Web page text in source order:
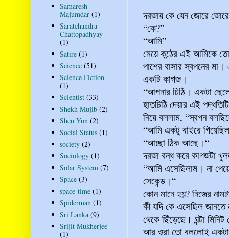
দরজায় কে যেন জোরে
“কে?”
“আমি”
মেয়ে কন্ঠের এই আমিকে
পাশের বাসার স্বপনের
একটি কাগজ।
“আপনার চিঠি। একটা
হাতচিঠি দেয়ার এই
নিয়ে বললাম, “স্বপন
“আমি একটু বাইরে
“আচ্ছা ঠিক আছে।“
দরজা বন্ধ করে কাগজটা
“আমি এসেছিলাম। না
সেকেন্ড।“
কোন মানে হয়? নিজের
কী যদি কে এসেছিল জানতে
থেকে ছিঁড়েছে। ঘন্টা
আর ওরা তো বললোই একটা
Samaresh
Majumdar (1)
Saratchandra
Chattopadhyay
(1)
Satire (1)
Science (51)
Science Fiction
(1)
Scientist (33)
Shekh Mujib (2)
Shen Yun (2)
Social Status (1)
society (2)
Sociology (1)
Solar System (7)
Space (3)
space-time (1)
Spiderman (1)
Sri Lanka (9)
Srijit Mukherjee
(1)